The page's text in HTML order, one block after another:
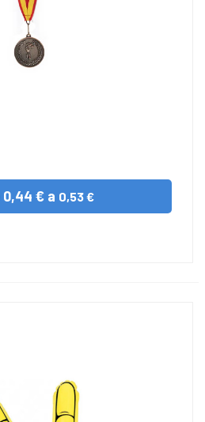
0,44 € a 0,53 €